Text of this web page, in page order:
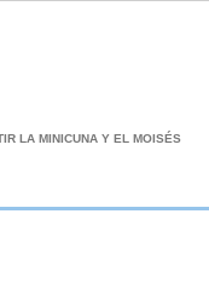
LA MINICUNA Y EL MOISÉS